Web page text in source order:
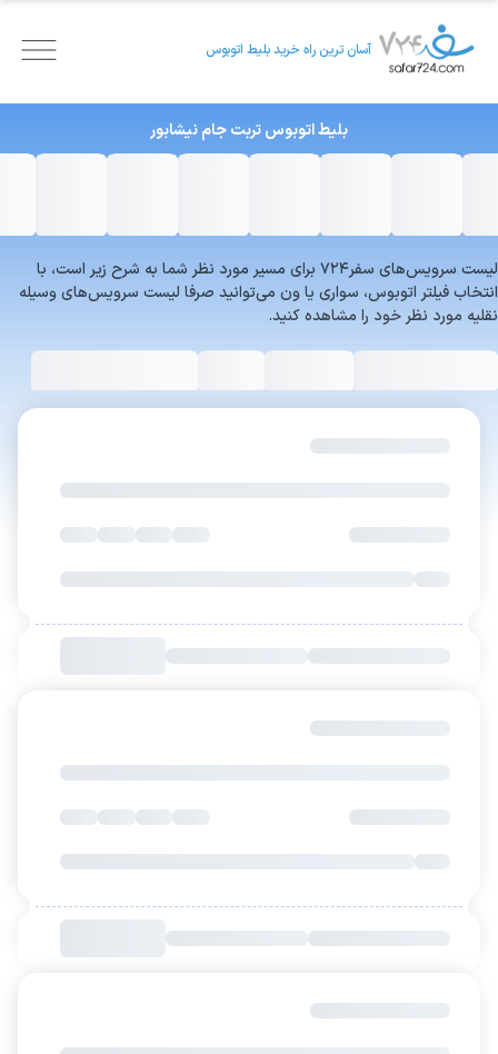
آسان ترین راه خرید بلیط اتوبوس
بلیط اتوبوستربت جامنیشابور
لیست سرویس‌های سفر۷۲۴ برای مسیر مورد نظر شما به شرح زیر است، با
انتخاب فیلتر اتوبوس، سواری یا ون می‌توانید صرفا لیست سرویس‌های وسیله
نقلیه مورد نظر خود را مشاهده کنید.